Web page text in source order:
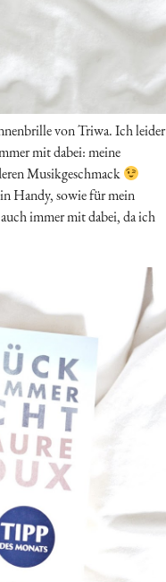
von Triwa. Ich leider
mit dabei: meine
Musikgeschmack
Handy, sowie für mein
immer mit dabei, da ich